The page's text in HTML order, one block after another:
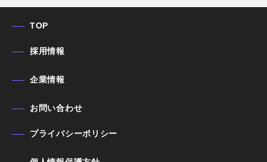
TOP
採用情報
企業情報
お問い合わせ
プライバシーポリシー